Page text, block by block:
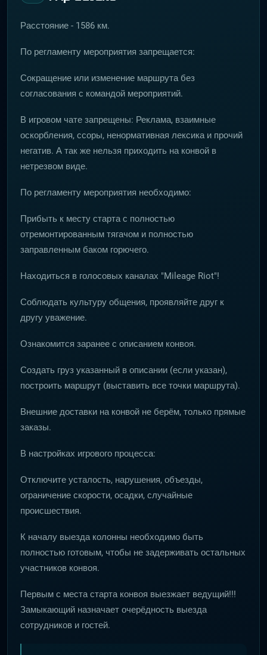
Расстояние - 1586 км.
По регламенту мероприятия запрещается:
Сокращение или изменение маршрута без
согласования с командой мероприятий.
В игровом чате запрещены: Реклама, взаимные
оскорбления, ссоры, ненормативная лексика и прочий
негатив. А так же нельзя приходить на конвой в
нетрезвом виде.
По регламенту мероприятия необходимо:
Прибыть к месту старта с полностью
отремонтированным тягачом и полностью
заправленным баком горючего.
Находиться в голосовых каналах "Mileage Riot"!
Соблюдать культуру общения, проявляйте друг к
другу уважение.
Ознакомится заранее с описанием конвоя.
Создать груз указанный в описании (если указан),
построить маршрут (выставить все точки маршрута).
Внешние доставки на конвой не берём, только прямые
заказы.
В настройках игрового процесса:
Отключите усталость, нарушения, объезды,
ограничение скорости, осадки, случайные
происшествия.
К началу выезда колонны необходимо быть
полностью готовым, чтобы не задерживать остальных
участников конвоя.
Первым с места старта конвоя выезжает ведущий!!!
Замыкающий назначает очерёдность выезда
сотрудников и гостей.